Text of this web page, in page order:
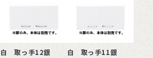
白 取っ手12銀 白 取っ手11銀